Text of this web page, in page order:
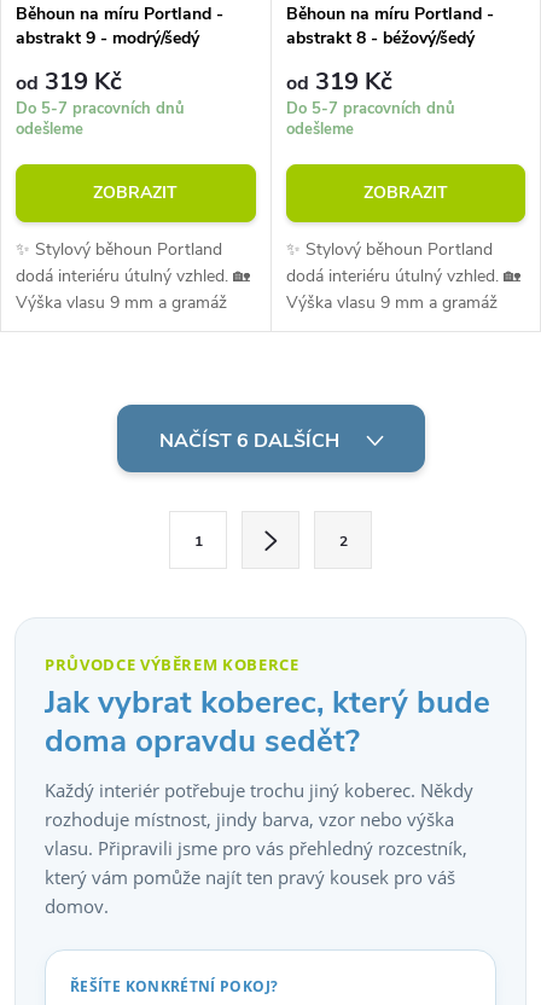
Běhoun na míru Portland -
abstrakt 9 - modrý/šedý
od 319 Kč
Do 5-7 pracovních dnů
odešleme
ZOBRAZIT
✨ Stylový běhoun Portland
dodá interiéru útulný vzhled. 🏡
Výška vlasu 9 mm a gramáž
1300 g/m² zajišťují pohodlí při
Běhoun na míru Portland -
abstrakt 8 - béžový/šedý
od 319 Kč
Do 5-7 pracovních dnů
odešleme
ZOBRAZIT
✨ Stylový běhoun Portland
dodá interiéru útulný vzhled. 🏡
Výška vlasu 9 mm a gramáž
1300 g/m² zajišťují pohodlí při
a
NAČÍST 6 DALŠÍCH
á
1 2
PRŮVODCE VÝBĚREM KOBERCE
Jak vybrat koberec, který bude
doma opravdu sedět?
Každý interiér potřebuje trochu jiný koberec. Někdy
rozhoduje místnost, jindy barva, vzor nebo výška
vlasu. Připravili jsme pro vás přehledný rozcestník,
který vám pomůže najít ten pravý kousek pro váš
domov.
ŘEŠÍTE KONKRÉTNÍ POKOJ?